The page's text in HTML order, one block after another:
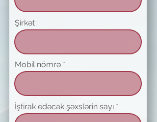
Şirkət
Mobil nömrə
İştirak edəcək şəxslərin sayı